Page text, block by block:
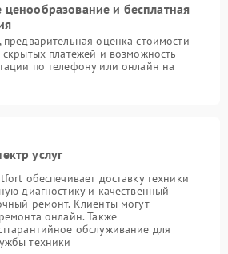
ценообразование и бесплатная
оценка стоимости
скрытых платежей и возможность
по телефону или онлайн на
услуг
обеспечивает доставку техники
диагностику и качественный
ремонт. Клиенты могут
онлайн. Также
обслуживание для
техники